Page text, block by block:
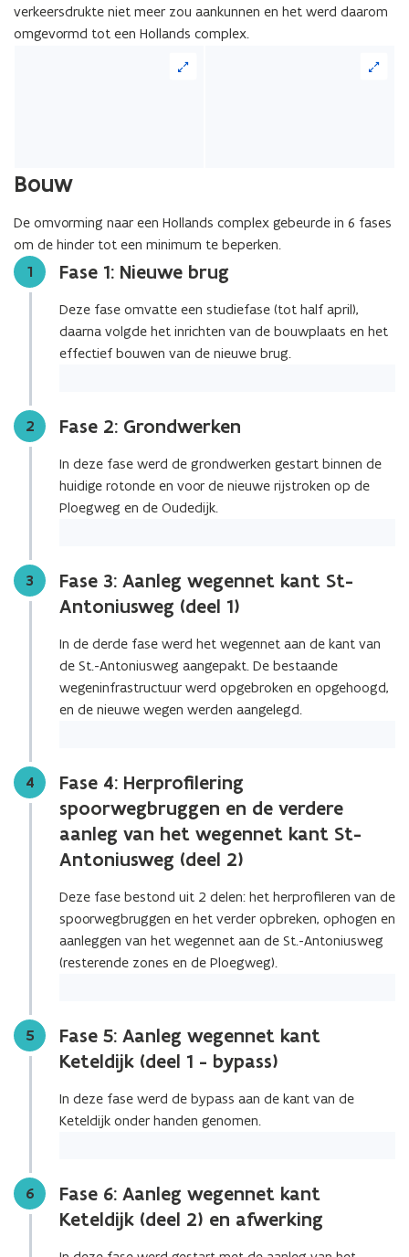
verkeersdrukte niet meer zou aankunnen en het werd daarom
omgevormd tot een Hollands complex.
Bouw
De omvorming naar een Hollands complex gebeurde in 6 fases
om de hinder tot een minimum te beperken.
Stap
1 Fase 1: Nieuwe brug
Deze fase omvatte een studiefase (tot half april),
daarna volgde het inrichten van de bouwplaats en het
effectief bouwen van de nieuwe brug.
Stap
2 Fase 2: Grondwerken
In deze fase werd de grondwerken gestart binnen de
huidige rotonde en voor de nieuwe rijstroken op de
Ploegweg en de Oudedijk.
Stap
3
Fase 3: Aanleg wegennet kant St-
Antoniusweg (deel 1)
In de derde fase werd het wegennet aan de kant van
de St.-Antoniusweg aangepakt. De bestaande
wegeninfrastructuur werd opgebroken en opgehoogd,
en de nieuwe wegen werden aangelegd.
Stap
4
Fase 4: Herprofilering
spoorwegbruggen en de verdere
aanleg van het wegennet kant St-
Antoniusweg (deel 2)
Deze fase bestond uit 2 delen: het herprofileren van de
spoorwegbruggen en het verder opbreken, ophogen en
aanleggen van het wegennet aan de St.-Antoniusweg
(resterende zones en de Ploegweg).
Stap
5
Fase 5: Aanleg wegennet kant
Keteldijk (deel 1 - bypass)
In deze fase werd de bypass aan de kant van de
Keteldijk onder handen genomen.
Stap
6
Fase 6: Aanleg wegennet kant
Keteldijk (deel 2) en afwerking